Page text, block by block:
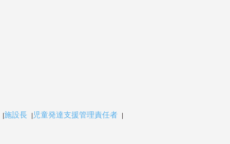
施設長 児童発達支援管理責任者